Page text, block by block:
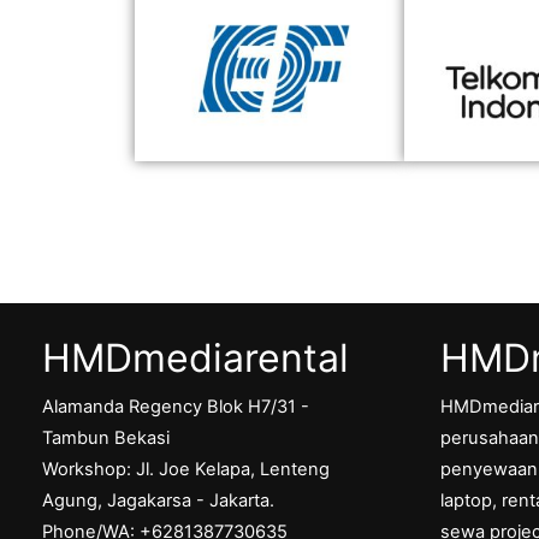
HMDmediarental
Alamanda Regency Blok H7/31 -
Tambun Bekasi
Workshop: Jl. Joe Kelapa, Lenteng
Agung, Jagakarsa - Jakarta.
Phone/WA: +6281387730635
laptop,
sewa